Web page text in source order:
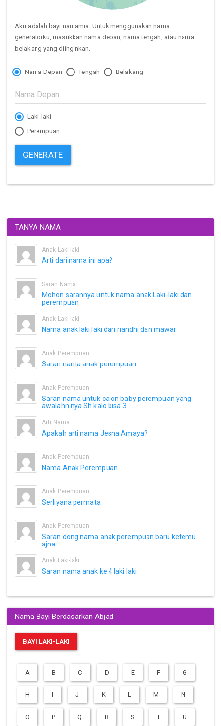
Aku adalah bayi namamia. Untuk menggunakan nama
generatorku, masukkan nama depan, nama tengah, atau nama
belakang yang diinginkan.
Nama Depan Tengah Belakang
Laki-laki
Perempuan
GENERATE
TANYA NAMA
Anak Laki-laki
Arti dari nama ini apa?
Saran Nama
Mohon sarannya untuk nama anak Laki-laki dan
perempuan
Anak Laki-laki
Nama anak laki laki dari riandhi dan mawar
Anak Perempuan
Saran nama anak perempuan
Anak Perempuan
Saran nama untuk calon baby perempuan yang
awalahn nya Sh kalo bisa 3 ...
Arti Nama
Apakah arti nama Jesna Amaya?
Anak Perempuan
Nama Anak Perempuan
Anak Perempuan
Serliyana permata
Anak Perempuan
Saran dong nama anak perempuan baru ketemu
ajna
Anak Laki-laki
Saran nama anak ke 4 laki laki
Nama Bayi Berdasarkan Abjad
BAYI LAKI-LAKI
A B C D E F G
H I J K L M N
O P Q R S T U